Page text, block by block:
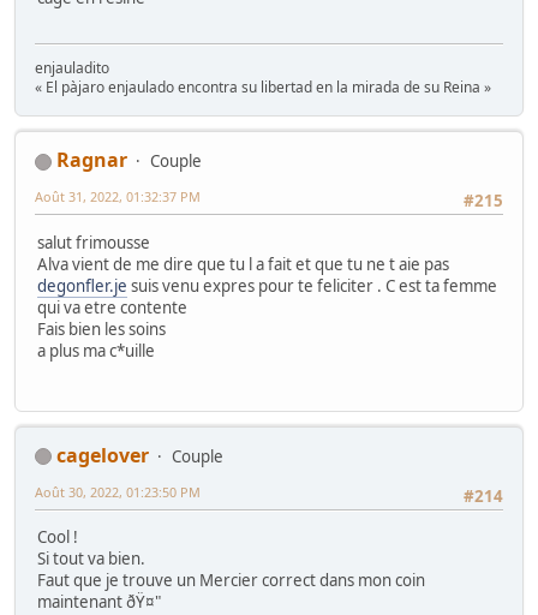
enjauladito
« El pàjaro enjaulado encontra su libertad en la mirada de su Reina »
Ragnar
Couple
#215
Août 31, 2022, 01:32:37 PM
salut frimousse
Alva vient de me dire que tu l a fait et que tu ne t aie pas
degonfler.je suis venu expres pour te feliciter . C est ta femme
qui va etre contente
Fais bien les soins
a plus ma c*uille
cagelover
Couple
#214
Août 30, 2022, 01:23:50 PM
Cool !
Si tout va bien.
Faut que je trouve un Mercier correct dans mon coin
maintenant ðŸ¤"